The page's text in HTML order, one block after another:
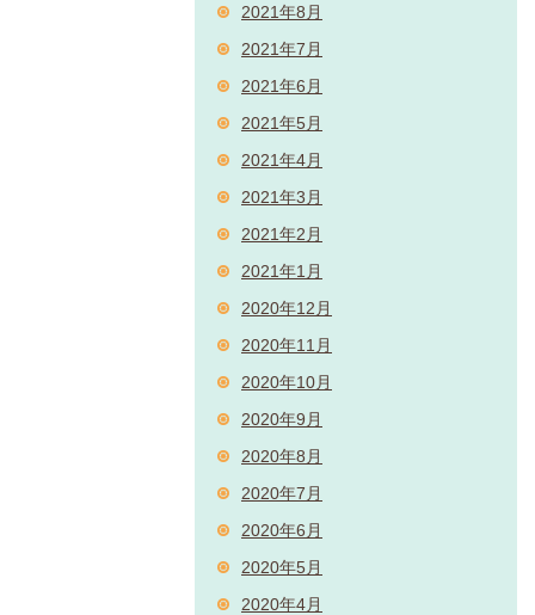
2021年8月
2021年7月
2021年6月
2021年5月
2021年4月
2021年3月
2021年2月
2021年1月
2020年12月
2020年11月
2020年10月
2020年9月
2020年8月
2020年7月
2020年6月
2020年5月
2020年4月